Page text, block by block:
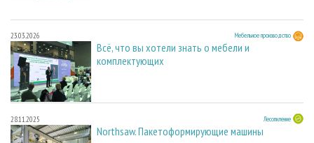
23.03.2026 Мебельное производство
Всё, что вы хотели знать о мебели и
комплектующих
28.11.2025 Лесопиление
Northsaw. Пакетоформирующие машины